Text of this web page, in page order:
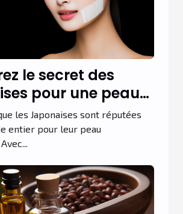
le secret des
pour une peau
les Japonaises sont réputées
entier pour leur peau